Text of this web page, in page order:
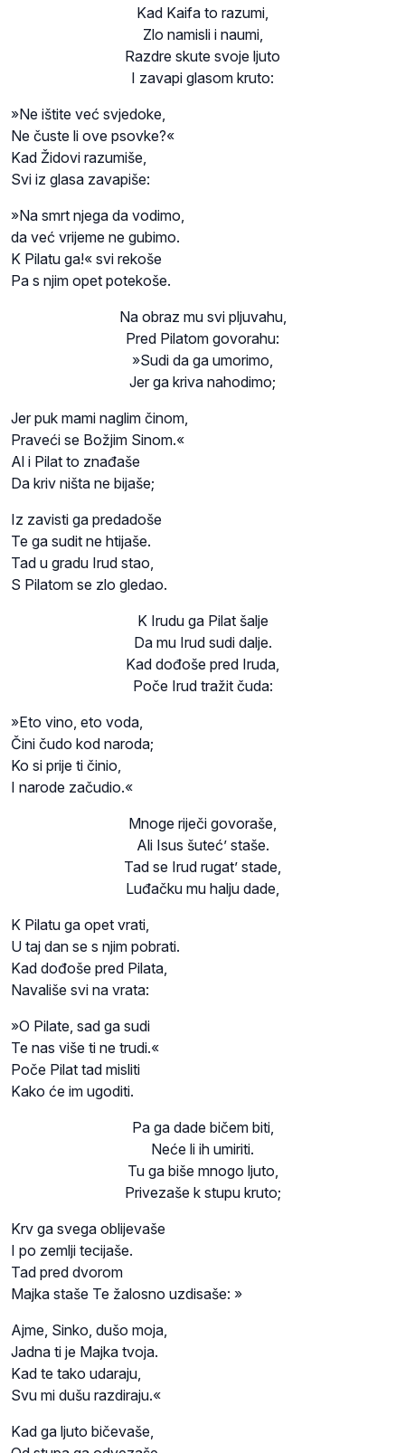
Kad Kaifa to razumi,
Zlo namisli i naumi,
Razdre skute svoje ljuto
I zavapi glasom kruto:
»Ne ištite već svjedoke,
Ne čuste li ove psovke?«
Kad Židovi razumiše,
Svi iz glasa zavapiše:
»Na smrt njega da vodimo,
da već vrijeme ne gubimo.
K Pilatu ga!« svi rekoše
Pa s njim opet potekoše.
Na obraz mu svi pljuvahu,
Pred Pilatom govorahu:
»Sudi da ga umorimo,
Jer ga kriva nahodimo;
Jer puk mami naglim činom,
Praveći se Božjim Sinom.«
Al i Pilat to znađaše
Da kriv ništa ne bijaše;
Iz zavisti ga predadoše
Te ga sudit ne htijaše.
Tad u gradu Irud stao,
S Pilatom se zlo gledao.
K Irudu ga Pilat šalje
Da mu Irud sudi dalje.
Kad dođoše pred Iruda,
Poče Irud tražit čuda:
»Eto vino, eto voda,
Čini čudo kod naroda;
Ko si prije ti činio,
I narode začudio.«
Mnoge riječi govoraše,
Ali Isus šuteć’ staše.
Tad se Irud rugat’ stade,
Luđačku mu halju dade,
K Pilatu ga opet vrati,
U taj dan se s njim pobrati.
Kad dođoše pred Pilata,
Navališe svi na vrata:
»O Pilate, sad ga sudi
Te nas više ti ne trudi.«
Poče Pilat tad misliti
Kako će im ugoditi.
Pa ga dade bičem biti,
Neće li ih umiriti.
Tu ga biše mnogo ljuto,
Privezaše k stupu kruto;
Krv ga svega oblijevaše
I po zemlji tecijaše.
Tad pred dvorom
Majka staše Te žalosno uzdisaše: »
Ajme, Sinko, dušo moja,
Jadna ti je Majka tvoja.
Kad te tako udaraju,
Svu mi dušu razdiraju.«
Kad ga ljuto bičevaše,